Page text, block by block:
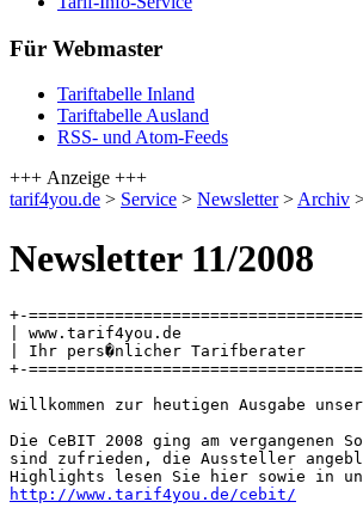
Für Webmaster
Tariftabelle Inland
Tariftabelle Ausland
RSS- und Atom-Feeds
+++ Anzeige +++
tarif4you.de > Service > Newsletter>Archiv
Newsletter 11/2008
+-
| www.tarif4you.de
| Ihr pers�nlicher Tarifberater
+-
Willkommen zur heutigen Ausgabe
Die CeBIT 2008 ging am vergangenen
sind zufrieden, die Aussteller
http://www.tarif4you.de/cebit/